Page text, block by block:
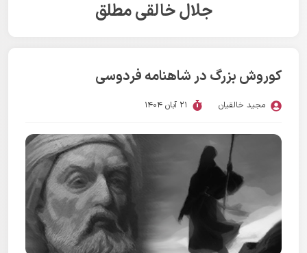
جلال خالقی مطلق
کوروش بزرگ در شاهنامه فردوسی
مجید خالقیان 21 آبان 1404